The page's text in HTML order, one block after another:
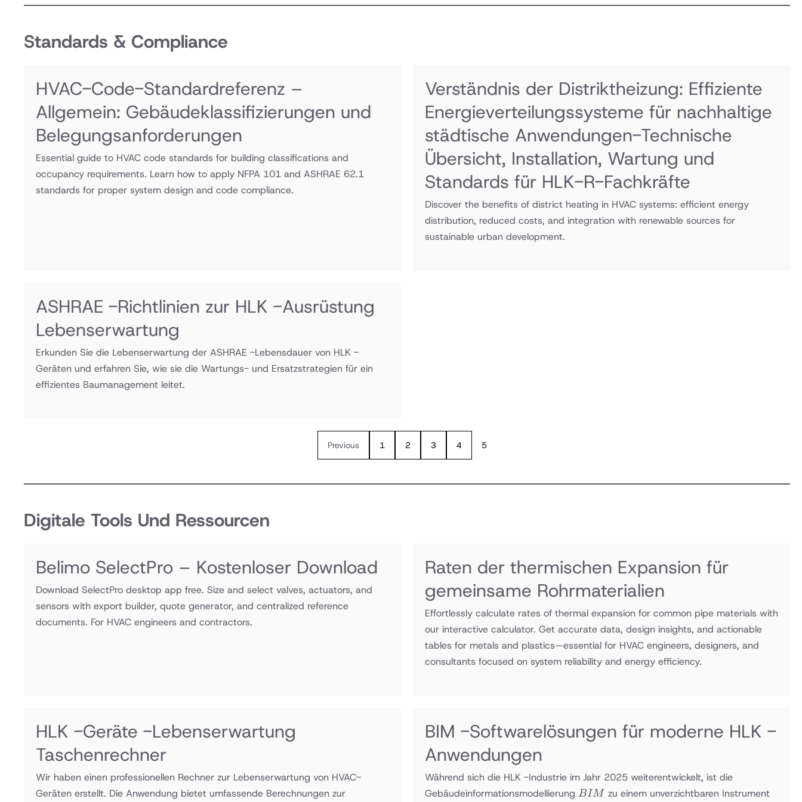
system or a
Standards & Compliance
HVAC-Code-Standardreferenz –
Allgemein: Gebäudeklassifizierungen und
Belegungsanforderungen
Essential guide to HVAC code standards for building classifications and
occupancy requirements. Learn how to apply NFPA 101 and ASHRAE 62.1
standards for proper system design and code compliance.
Verständnis der Distriktheizung: Effiziente
Energieverteilungssysteme für nachhaltige
städtische Anwendungen-Technische
Übersicht, Installation, Wartung und
Standards für HLK-R-Fachkräfte
Discover the benefits of district heating in HVAC systems: efficient energy
distribution, reduced costs, and integration with renewable sources for
sustainable urban development.
ASHRAE -Richtlinien zur HLK -Ausrüstung
Lebenserwartung
Erkunden Sie die Lebenserwartung der ASHRAE -Lebensdauer von HLK -
Geräten und erfahren Sie, wie sie die Wartungs- und Ersatzstrategien für ein
effizientes Baumanagement leitet.
Previous 1 2 3 4 5
Digitale Tools Und Ressourcen
Belimo SelectPro – Kostenloser Download
Download SelectPro desktop app free. Size and select valves, actuators, and
sensors with export builder, quote generator, and centralized reference
documents. For HVAC engineers and contractors.
Raten der thermischen Expansion für
gemeinsame Rohrmaterialien
Effortlessly calculate rates of thermal expansion for common pipe materials with
our interactive calculator. Get accurate data, design insights, and actionable
tables for metals and plastics—essential for HVAC engineers, designers, and
consultants focused on system reliability and energy efficiency.
HLK -Geräte -Lebenserwartung
Taschenrechner
Wir haben einen professionellen Rechner zur Lebenserwartung von HVAC-
Geräten erstellt. Die Anwendung bietet umfassende Berechnungen zur
BIM -Softwarelösungen für moderne HLK -
Anwendungen
Während sich die HLK -Industrie im Jahr 2025 weiterentwickelt, ist die
Gebäudeinformationsmodellierung BIM
BIM zu einem unverzichtbaren Instrument